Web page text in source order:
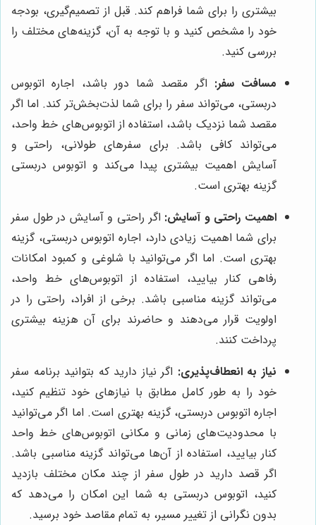
بیشتری را برای شما فراهم کند. قبل از تصمیم‌گیری، بودجه
خود را مشخص کنید و با توجه به آن، گزینه‌های مختلف را
بررسی کنید.
مسافت سفر: اگر مقصد شما دور باشد، اجاره اتوبوس
دربستی، می‌تواند سفر را برای شما لذت‌بخش‌تر کند. اما اگر
مقصد شما نزدیک باشد، استفاده از اتوبوس‌های خط واحد،
می‌تواند کافی باشد. برای سفرهای طولانی، راحتی و
آسایش اهمیت بیشتری پیدا می‌کند و اتوبوس دربستی
گزینه بهتری است.
اهمیت راحتی و آسایش: اگر راحتی و آسایش در طول سفر
برای شما اهمیت زیادی دارد، اجاره اتوبوس دربستی، گزینه
بهتری است. اما اگر می‌توانید با شلوغی و کمبود امکانات
رفاهی کنار بیایید، استفاده از اتوبوس‌های خط واحد،
می‌تواند گزینه مناسبی باشد. برخی از افراد، راحتی را در
اولویت قرار می‌دهند و حاضرند برای آن هزینه بیشتری
پرداخت کنند.
نیاز به انعطاف‌پذیری: اگر نیاز دارید که بتوانید برنامه سفر
خود را به طور کامل مطابق با نیازهای خود تنظیم کنید،
اجاره اتوبوس دربستی، گزینه بهتری است. اما اگر می‌توانید
با محدودیت‌های زمانی و مکانی اتوبوس‌های خط واحد
کنار بیایید، استفاده از آن‌ها می‌تواند گزینه مناسبی باشد.
اگر قصد دارید در طول سفر از چند مکان مختلف بازدید
کنید، اتوبوس دربستی به شما این امکان را می‌دهد که
بدون نگرانی از تغییر مسیر، به تمام مقاصد خود برسید.